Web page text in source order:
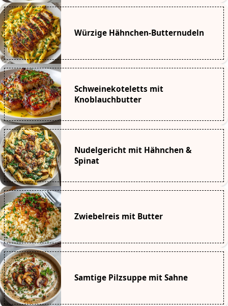
Würzige Hähnchen-Butternudeln
Schweinekoteletts mit
Knoblauchbutter
Nudelgericht mit Hähnchen &
Spinat
Zwiebelreis mit Butter
Samtige Pilzsuppe mit Sahne